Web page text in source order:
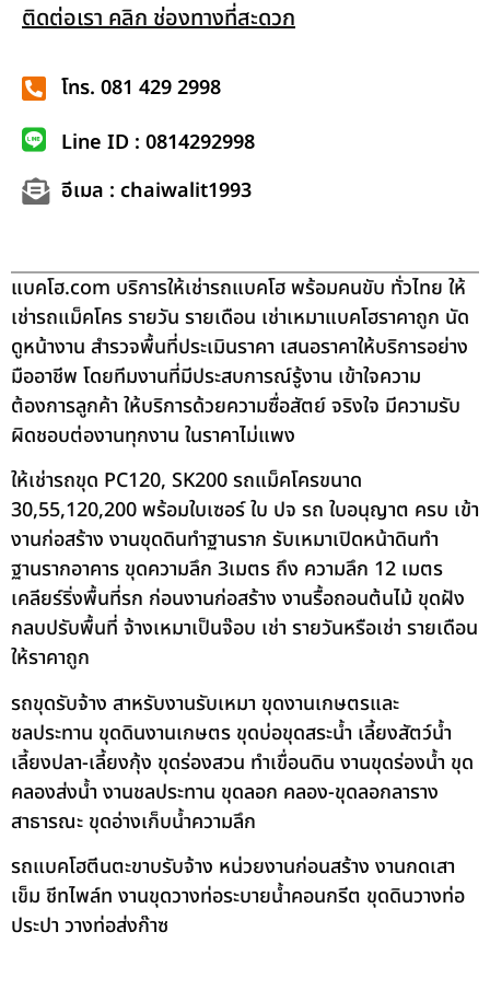
ติดต่อเรา คลิก ช่องทางที่สะดวก
โทร. 081 429 2998
Line ID : 0814292998
อีเมล : chaiwalit1993
แบคโฮ.com บริการให้เช่ารถแบคโฮ พร้อมคนขับ ทั่วไทย ให้
เช่ารถแม็คโคร รายวัน รายเดือน เช่าเหมาแบคโฮราคาถูก นัด
ดูหน้างาน สำรวจพื้นที่ประเมินราคา เสนอราคาให้บริการอย่าง
มืออาชีพ โดยทีมงานที่มีประสบการณ์รู้งาน เข้าใจความ
ต้องการลูกค้า ให้บริการด้วยความซื่อสัตย์ จริงใจ มีความรับ
ผิดชอบต่องานทุกงาน ในราคาไม่แพง
ให้เช่ารถขุด PC120, SK200 รถแม็คโครขนาด
30,55,120,200 พร้อมใบเซอร์ ใบ ปจ รถ ใบอนุญาต ครบ เข้า
งานก่อสร้าง งานขุดดินทำฐานราก รับเหมาเปิดหน้าดินทำ
ฐานรากอาคาร ขุดความลึก 3เมตร ถึง ความลึก 12 เมตร
เคลียร์ริ่งพื้นที่รก ก่อนงานก่อสร้าง งานรื้อถอนต้นไม้ ขุดฝัง
กลบปรับพื้นที่ จ้างเหมาเป็นจ๊อบ เช่า รายวันหรือเช่า รายเดือน
ให้ราคาถูก
รถขุดรับจ้าง สาหรับงานรับเหมา ขุดงานเกษตรและ
ชลประทาน ขุดดินงานเกษตร ขุดบ่อขุดสระน้ำ เลี้ยงสัตว์น้ำ
เลี้ยงปลา-เลี้ยงกุ้ง ขุดร่องสวน ทำเขื่อนดิน งานขุดร่องน้ำ ขุด
คลองส่งน้ำ งานชลประทาน ขุดลอก คลอง-ขุดลอกลาราง
สาธารณะ ขุดอ่างเก็บน้ำความลึก
รถแบคโฮตีนตะขาบรับจ้าง หน่วยงานก่อนสร้าง งานกดเสา
เข็ม ชีทไพล์ท งานขุดวางท่อระบายน้ำคอนกรีต ขุดดินวางท่อ
ประปา วางท่อส่งก๊าซ